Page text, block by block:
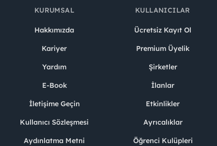
KURUMSAL
Hakkımızda
Kariyer
Yardım
E-Book
İletişime Geçin
Kullanıcı Sözleşmesi
Aydınlatma Metni
KULLANICILAR
Ücretsiz Kayıt Ol
Premium Üyelik
Şirketler
İlanlar
Etkinlikler
Ayrıcalıklar
Öğrenci Kulüpleri